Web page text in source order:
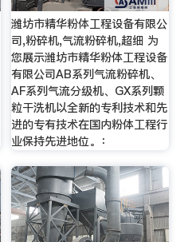
潍坊市精华粉体工程设备有限公
司,粉碎机,气流粉碎机,超细 为
您展示潍坊市精华粉体工程设备
有限公司AB系列气流粉碎机、
AF系列气流分级机、GX系列颗
粒干洗机以全新的专利技术和先
进的专有技术在国内粉体工程行
业保持先进地位。：